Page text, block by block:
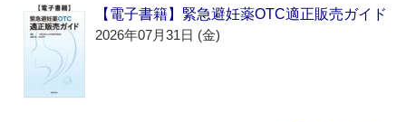
【電子書籍】緊急避妊薬OTC適正販売ガイド
2026年07月31日 (金)